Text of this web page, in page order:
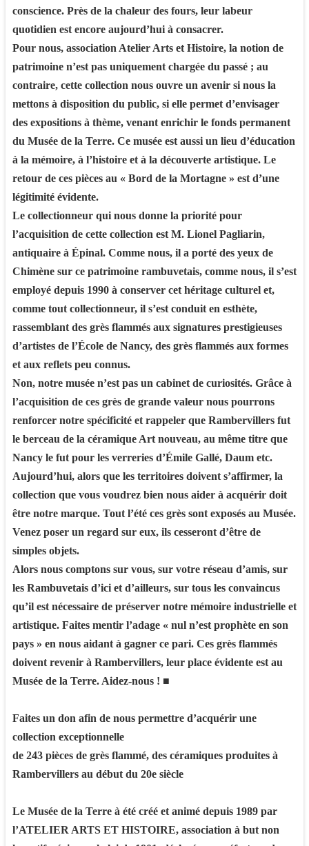
conscience. Près de la chaleur des fours, leur labeur
quotidien est encore aujourd’hui à consacrer.
Pour nous, association Atelier Arts et Histoire, la notion de
patrimoine n’est pas uniquement chargée du passé ; au
contraire, cette collection nous ouvre un avenir si nous la
mettons à disposition du public, si elle permet d’envisager
des expositions à thème, venant enrichir le fonds permanent
du Musée de la Terre. Ce musée est aussi un lieu d’éducation
à la mémoire, à l’histoire et à la découverte artistique. Le
retour de ces pièces au « Bord de la Mortagne » est d’une
légitimité évidente.
Le collectionneur qui nous donne la priorité pour
l’acquisition de cette collection est M. Lionel Pagliarin,
antiquaire à Épinal. Comme nous, il a porté des yeux de
Chimène sur ce patrimoine rambuvetais, comme nous, il s’est
employé depuis 1990 à conserver cet héritage culturel et,
comme tout collectionneur, il s’est conduit en esthète,
rassemblant des grès flammés aux signatures prestigieuses
d’artistes de l’École de Nancy, des grès flammés aux formes
et aux reflets peu connus.
Non, notre musée n’est pas un cabinet de curiosités. Grâce à
l’acquisition de ces grès de grande valeur nous pourrons
renforcer notre spécificité et rappeler que Rambervillers fut
le berceau de la céramique Art nouveau, au même titre que
Nancy le fut pour les verreries d’Émile Gallé, Daum etc.
Aujourd’hui, alors que les territoires doivent s’affirmer, la
collection que vous voudrez bien nous aider à acquérir doit
être notre marque. Tout l’été ces grès sont exposés au Musée.
Venez poser un regard sur eux, ils cesseront d’être de
simples objets.
Alors nous comptons sur vous, sur votre réseau d’amis, sur
les Rambuvetais d’ici et d’ailleurs, sur tous les convaincus
qu’il est nécessaire de préserver notre mémoire industrielle et
artistique. Faites mentir l’adage « nul n’est prophète en son
pays » en nous aidant à gagner ce pari. Ces grès flammés
doivent revenir à Rambervillers, leur place évidente est au
Musée de la Terre. Aidez-nous ! ■
Faites un don afin de nous permettre d’acquérir une
collection exceptionnelle
de 243 pièces de grès flammé, des céramiques produites à
Rambervillers au début du 20e siècle
Le Musée de la Terre à été créé et animé depuis 1989 par
l’ATELIER ARTS ET HISTOIRE, association à but non